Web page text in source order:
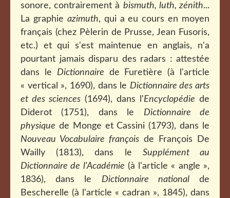
sonore, contrairement à bismuth, luth, zénith...
La graphie azimuth, qui a eu cours en moyen
français (chez Pèlerin de Prusse, Jean Fusoris,
etc.) et qui s'est maintenue en anglais, n'a
pourtant jamais disparu des radars : attestée
dans le Dictionnaire de Furetière (à l'article
« vertical », 1690), dans le Dictionnaire des arts
et des sciences (1694), dans l'Encyclopédie de
Diderot (1751), dans le Dictionnaire de
physique de Monge et Cassini (1793), dans le
Nouveau Vocabulaire françois de François De
Wailly (1813), dans le Supplément au
Dictionnaire de l'Académie (à l'article « angle »,
1836), dans le Dictionnaire nationalde
Bescherelle (à l'article « cadran », 1845), dans